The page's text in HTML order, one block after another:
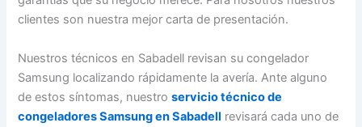
clientes son nuestra mejor carta de presentación.
Nuestros técnicos en Sabadell revisan su congelador
Samsung localizando rápidamente la avería. Ante alguno
de estos síntomas, nuestroservicio técnico de
congeladores Samsung en Sabadell revisará cada uno de